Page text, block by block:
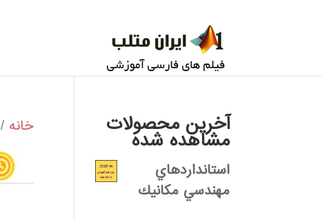
خانه / آخرین محصولات
مشاهده شده
استانداردهاي
مهندسي مكانيك